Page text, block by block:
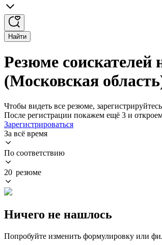
Найти
Резюме
(Московская
Чтобы видеть все резюме, зарегистрируйтесь
После регистрации покажем ещё 3 и
Зарегистрироваться
За всё время
По соответствию
20 резюме
Ничего не нашлось
Попробуйте изменить формулировку или